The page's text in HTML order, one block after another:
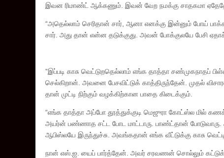
இவன ரிமாண்ட் ஆக்கணும். இவன் வேற நமக்கு சாதகமா
“அதெல்லாம் செரிதான் சார், ஆனா எனக்கு இன்னும் போய்
சார். அது தான் என்ன தடுக்குது. அவன் போக்குலயே பேசி
”இப்படி காசு வெட்டுறதெல்லாம் எங்க தாத்தா சண்முகநாதப்
செல்கிறான். அவனை பேசவிட்டுக் காத்திருந்தேன். முதல்
தான் முட்டி நிற்கும் வழக்கிற்கான பாதை கிடைக்கும்.
“எங்க தாத்தா அப்போ தூத்துக்குடி மெஜுரா கோட்ஸ்ல மில்
அயர்ன் பண்ணாத சட்ட போட மாட்டாரு. பாண்ட்தான்
ஆபிஸ்லயே இருந்துச்சு. அவங்கதான் எங்க வீட்டுக்கு காசு
நான் எஸ்.ஐ. யைப் பார்த்தேன். அவர் சரவணன் சொல்லும்